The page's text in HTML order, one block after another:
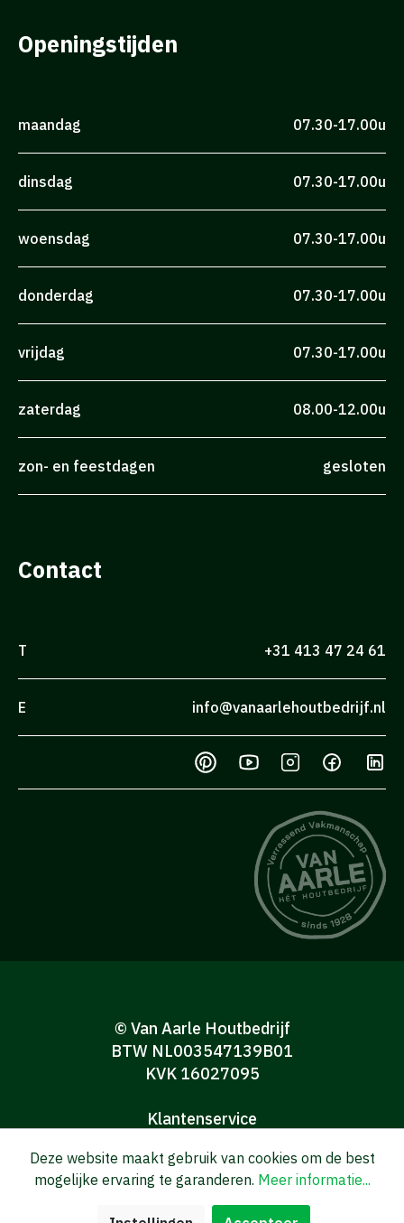
Openingstijden
maandag 07.30-17.00u
dinsdag 07.30-17.00u
woensdag 07.30-17.00u
donderdag 07.30-17.00u
vrijdag 07.30-17.00u
zaterdag 08.00-12.00u
zon- en feestdagen gesloten
Contact
T +31 413 47 24 61
E info@vanaarlehoutbedrijf.nl
© Van Aarle Houtbedrijf
BTW NL003547139B01
KVK 16027095
Klantenservice
Algemene voorwaarden Consumenten
Privacy verklaring
Disclaimer
Deze website maakt gebruik van cookies om de best
mogelijke ervaring te garanderen. Meer informatie...